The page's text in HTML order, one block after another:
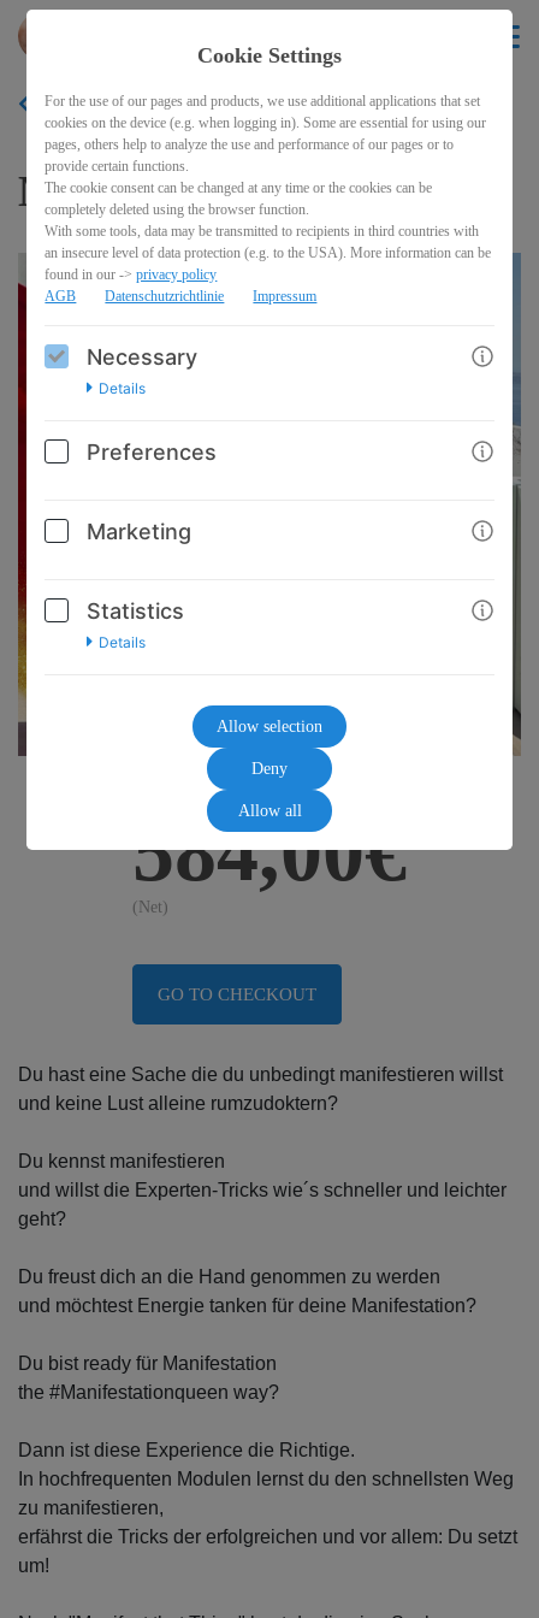
BACK
Manifest that Thing
584,00€
(Net)
GO TO CHECKOUT
Du hast eine Sache die du unbedingt manifestieren willst
und keine Lust alleine rumzudoktern?
Du kennst manifestieren
und willst die Experten-Tricks wie´s schneller und leichter
geht?
Du freust dich an die Hand genommen zu werden
und möchtest Energie tanken für deine Manifestation?
Du bist ready für Manifestation
the #Manifestationqueen way?
Dann ist diese Experience die Richtige.
In hochfrequenten Modulen lernst du den schnellsten Weg
zu manifestieren,
erfährst die Tricks der erfolgreichen und vor allem: Du setzt
um!
Cookie Settings
For the use of our pages and products, we use additional applications that set
cookies on the device (e.g. when logging in). Some are essential for using our
pages, others help to analyze the use and performance of our pages or to
provide certain functions.
The cookie consent can be changed at any time or the cookies can be
completely deleted using the browser function.
With some tools, data may be transmitted to recipients in third countries with
an insecure level of data protection (e.g. to the USA). More information can be
found in our ->privacy policy
AGB
Datenschutzrichtlinie Impressum
Necessary
Details
Preferences
Marketing
Statistics
Details
Allow selection
Deny
Allow all